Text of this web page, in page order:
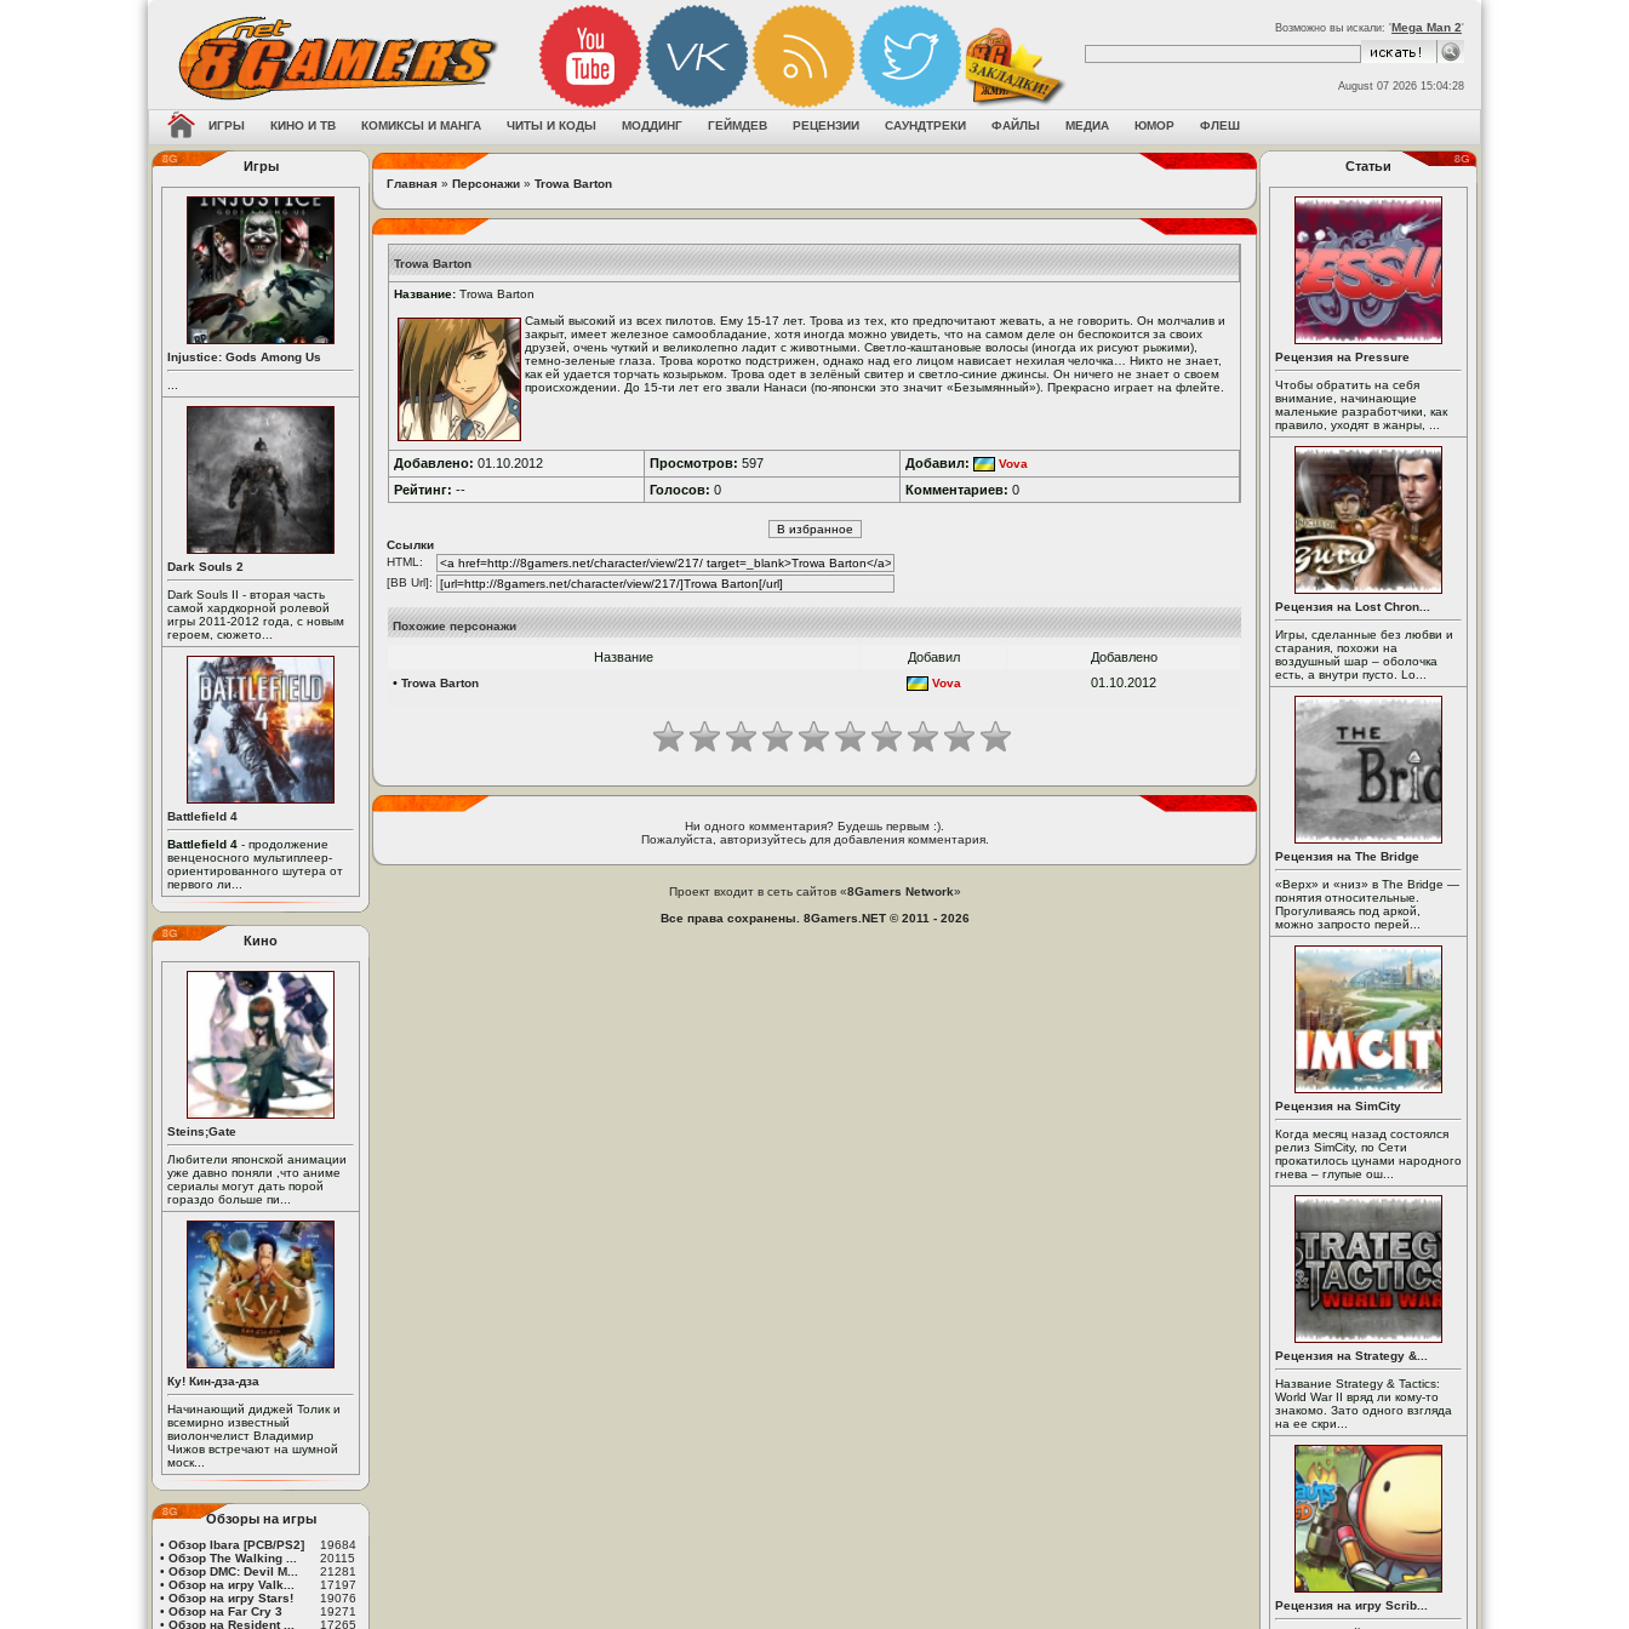
Возможно вы искали: 'Mega Man 2'
August 07 2026 15:04:28
ИГРЫ КИНО И ТВ КОМИКСЫ И МАНГА ЧИТЫ И КОДЫ МОДДИНГ ГЕЙМДЕВ РЕЦЕНЗИИ САУНДТРЕКИ ФАЙЛЫ МЕДИА ЮМОР ФЛЕШ
Игры
Injustice: Gods Among Us
Dark Souls 2
Dark Souls II - вторая часть
самой хардкорной ролевой
игры 2011-2012 года, с новым
героем, сюжето...
Battlefield 4
Battlefield 4 - продолжение
венценосного мультиплеер-
ориентированного шутера от
первого ли...
Кино
Steins;Gate
Любители японской анимации
уже давно поняли ,что аниме
сериалы могут дать порой
гораздо больше пи...
Ку! Кин-дза-дза
Начинающий диджей Толик и
всемирно известный
виолончелист Владимир
Чижов встречают на шумной
моск...
Обзоры на игры
• Обзор Ibara [PCB/PS2]
19684
• Обзор The Walking ...
20115
• Обзор DMC: Devil M...
21281
• Обзор на игру Valk...
17197
• Обзор на игру Stars!
19076
• Обзор на Far Cry 3
19271
• Обзор на Resident ... 17265
Главная » Персонажи » Trowa Barton
Trowa Barton
Название: Trowa Barton
Самый высокий из всех пилотов. Ему 15-17 лет. Трова из тех, кто предпочитают жевать, а не говорить. Он молчалив и
закрыт, имеет железное самообладание, хотя иногда можно увидеть, что на самом деле он беспокоится за своих
друзей, очень чуткий и великолепно ладит с животными. Светло-каштановые волосы (иногда их рисуют рыжими),
темно-зеленые глаза. Трова коротко подстрижен, однако над его лицом нависает нехилая челочка… Никто не знает,
как ей удается торчать козырьком. Трова одет в зелёный свитер и светло-синие джинсы. Он ничего не знает о своем
происхождении. До 15-ти лет его звали Нанаси (по-японски это значит «Безымянный»). Прекрасно играет на флейте.
Добавлено: 01.10.2012 Просмотров: 597 Добавил: Vova
Рейтинг: -- Голосов: 0 Комментариев: 0
Ссылки
HTML:
[BB Url]:
Похожие персонажи
Название Добавил
Добавлено
• Trowa Barton Vova 01.10.2012
Ни одного комментария? Будешь первым :).
Пожалуйста, авторизуйтесь для добавления комментария.
Проект входит в сеть сайтов «8Gamers Network»
Все права сохранены. 8Gamers.NET © 2011 - 2026
Статьи
Рецензия на Pressure
Чтобы обратить на себя
внимание, начинающие
маленькие разработчики, как
правило, уходят в жанры, ...
Рецензия на Lost Chron...
Игры, сделанные без любви и
старания, похожи на
воздушный шар – оболочка
есть, а внутри пусто. Lo...
Рецензия на The Bridge
«Верх» и «низ» в The Bridge —
понятия относительные.
Прогуливаясь под аркой,
можно запросто перей...
Рецензия на SimCity
Когда месяц назад состоялся
релиз SimCity, по Сети
прокатилось цунами народного
гнева – глупые ош...
Рецензия на Strategy &...
Название Strategy & Tactics:
World War II вряд ли кому-то
знакомо. Зато одного взгляда
на ее скри...
Рецензия на игру Scrib...